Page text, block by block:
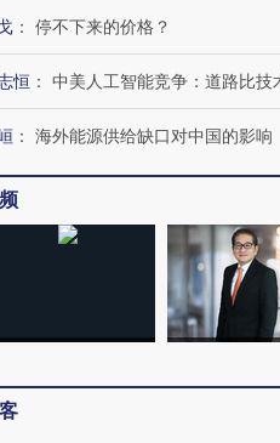
的吸金
”？
马航飞行员跨国走私7万
粒摇头丸 尿检体内含3种
毒品
： 停不下来的价格？
恒 ： 中美人工智能竞争：道路比技
： 海外能源供给缺口对中国的影响